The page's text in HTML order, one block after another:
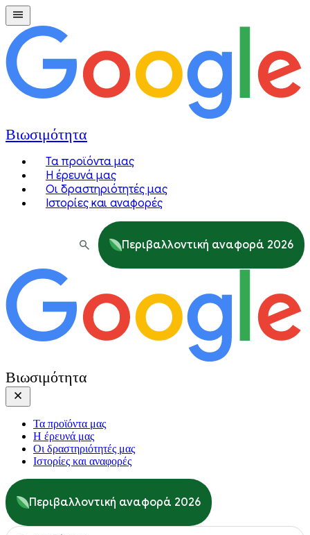
Βιωσιμότητα
Τα προϊόντα μας
Η έρευνά μας
Οι δραστηριότητές μας
Ιστορίες και αναφορές
Περιβαλλοντική αναφορά 2026
Βιωσιμότητα
Τα προϊόντα μας
Η έρευνά μας
Οι δραστηριότητές μας
Ιστορίες και αναφορές
Περιβαλλοντική αναφορά 2026